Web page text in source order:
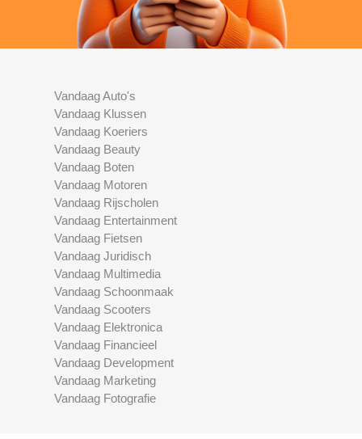
Vandaag Auto's
Vandaag Klussen
Vandaag Koeriers
Vandaag Beauty
Vandaag Boten
Vandaag Motoren
Vandaag Rijscholen
Vandaag Entertainment
Vandaag Fietsen
Vandaag Juridisch
Vandaag Multimedia
Vandaag Schoonmaak
Vandaag Scooters
Vandaag Elektronica
Vandaag Financieel
Vandaag Development
Vandaag Marketing
Vandaag Fotografie